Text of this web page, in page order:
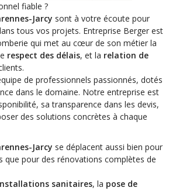
fiable ?
Jarcy sont à votre écoute pour
tous vos projets. Entreprise Berger est
qui met au cœur de son métier la
respect des délais, et la relation de
de professionnels passionnés, dotés
dans le domaine. Notre entreprise est
sa transparence dans les devis,
des solutions concrètes à chaque
Jarcy se déplacent aussi bien pour
que pour des rénovations complètes de
sanitaires, la pose de